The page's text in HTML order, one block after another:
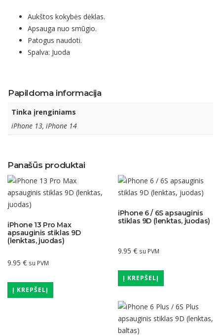
Aukštos kokybės dėklas.
Apsauga nuo smūgio.
Patogus naudoti.
Spalva: Juoda
Papildoma informacija
Tinka įrenginiams
iPhone 13, iPhone 14
Panašūs produktai
iPhone 13 Pro Max
apsauginis stiklas 9D
(lenktas, juodas)
9.95 € su PVM
Į KREPŠELĮ
iPhone 6 / 6S apsauginis
stiklas 9D (lenktas, juodas)
9.95 € su PVM
Į KREPŠELĮ